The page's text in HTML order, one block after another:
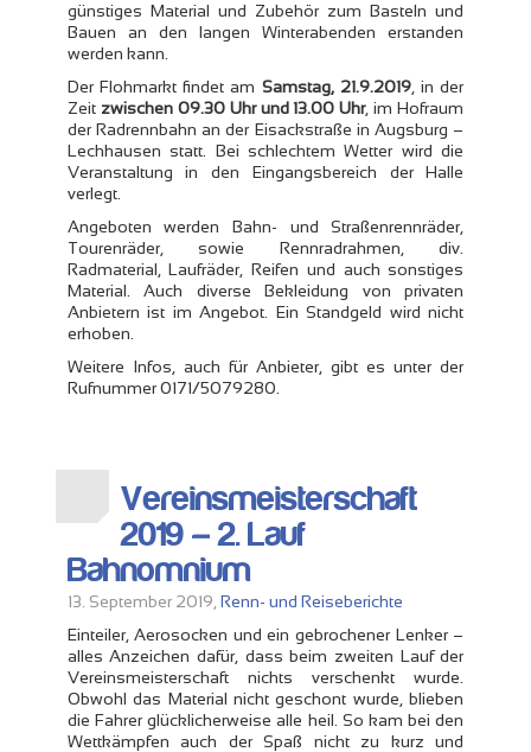
günstiges Material und Zubehör zum Basteln und
Bauen an den langen Winterabenden erstanden
werden kann.
Der Flohmarkt findet am Samstag, 21.9.2019, in der
Zeit zwischen 09.30 Uhr und 13.00 Uhr, im Hofraum
der Radrennbahn an der Eisackstraße in Augsburg –
Lechhausen statt. Bei schlechtem Wetter wird die
Veranstaltung in den Eingangsbereich der Halle
verlegt.
Angeboten werden Bahn- und Straßenrennräder,
Tourenräder, sowie Rennradrahmen, div.
Radmaterial, Laufräder, Reifen und auch sonstiges
Material. Auch diverse Bekleidung von privaten
Anbietern ist im Angebot. Ein Standgeld wird nicht
erhoben.
Weitere Infos, auch für Anbieter, gibt es unter der
Rufnummer 0171/5079280.
Vereinsmeisterschaft
2019 – 2. Lauf
Bahnomnium
13. September 2019, Renn- und Reiseberichte
Einteiler, Aerosocken und ein gebrochener Lenker –
alles Anzeichen dafür, dass beim zweiten Lauf der
Vereinsmeisterschaft nichts verschenkt wurde.
Obwohl das Material nicht geschont wurde, blieben
die Fahrer glücklicherweise alle heil. So kam bei den
Wettkämpfen auch der Spaß nicht zu kurz und